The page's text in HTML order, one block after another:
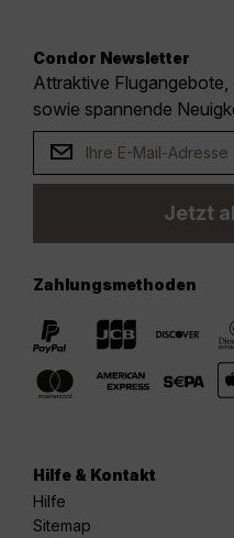
Condor Newsletter
Attraktive
sowie spannende
Jetzt
Zahlungsmethoden
Hilfe & Kontakt
Hilfe
Sitemap